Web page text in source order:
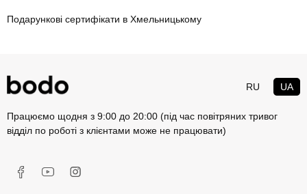
Подарункові сертифікати в Хмельницькому
RU UA
Працюємо щодня з 9:00 до 20:00 (під час повітряних тривог
відділ по роботі з клієнтами може не працювати)